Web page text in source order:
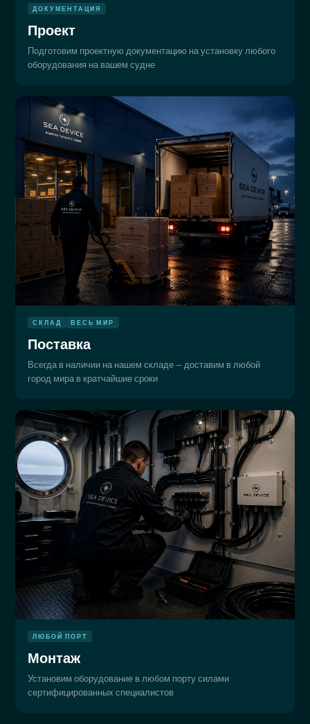
ДОКУМЕНТАЦИЯ
Проект
Подготовим проектную документацию на установку любого
оборудования на вашем судне
СКЛАД ВЕСЬ МИР
Поставка
Всегда в наличии на нашем складе — доставим в любой
город мира в кратчайшие сроки
ЛЮБОЙ ПОРТ
Монтаж
Установим оборудование в любом порту силами
сертифицированных специалистов